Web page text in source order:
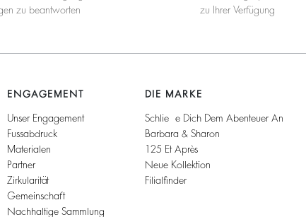
zu beantworten
zu Ihrer Verfügung
ENGAGEMENT
Unser Engagement
Fussabdruck
Materialen
Partner
Zirkularität
Gemeinschaft
Nachhaltige Sammlung
DIE MARKE
Schließe Dich Dem Abenteuer An
Barbara & Sharon
125 Et Après
Neue Kollektion
Filialfinder